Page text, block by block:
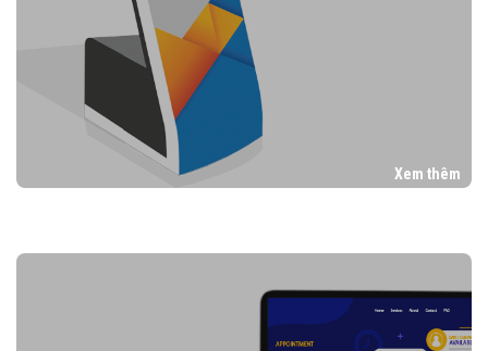
Xem thêm